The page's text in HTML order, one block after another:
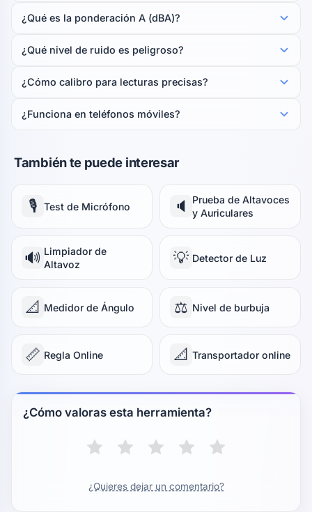
¿Qué es la ponderación A (dBA)?
¿Qué nivel de ruido es peligroso?
¿Cómo calibro para lecturas precisas?
¿Funciona en teléfonos móviles?
También te puede interesar
🎙️ Test de Micrófono 🔈
Prueba de Altavoces
y Auriculares
🔊 Limpiador de
Altavoz
💡 Detector de Luz
📐 Medidor de Ángulo ⚖️ Nivel de burbuja
📏 Regla Online 📐 Transportador online
¿Cómo valoras esta herramienta?
¿Quieres dejar un comentario?